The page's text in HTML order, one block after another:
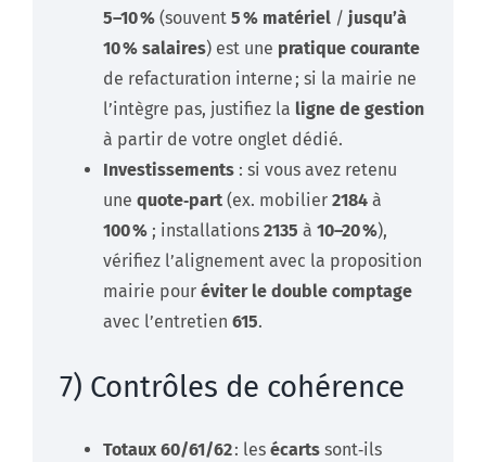
5–10 % (souvent 5 % matériel / jusqu’à
10 % salaires) est une pratique courante
de refacturation interne ; si la mairie ne
l’intègre pas, justifiez la ligne de gestion
à partir de votre onglet dédié.
Investissements : si vous avez retenu
une quote‑part (ex. mobilier 2184 à
100 % ; installations 2135 à 10–20 %),
vérifiez l’alignement avec la proposition
mairie pour éviter le double comptage
avec l’entretien 615.
7) Contrôles de cohérence
Totaux 60/61/62: les écarts sont‑ils